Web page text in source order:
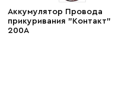
Аккумулятор Провода
прикуривания "Контакт"
200А